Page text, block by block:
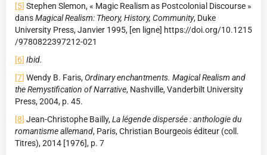
[5] Stephen Slemon, « Magic Realism as Postcolonial Discourse »
dansMagical Realism: Theory, History, Community, Duke
University Press, Janvier 1995, [en ligne] https://doi.org/10.1215
/9780822397212-021
[6] Ibid.
[7] Wendy B. Faris,Ordinary enchantments. Magical Realism and
the Remystification of Narrative, Nashville, Vanderbilt University
Press, 2004, p. 45.
[8] Jean-Christophe Bailly,La légende dispersée : anthologie du
romantisme allemand, Paris, Christian Bourgeois éditeur (coll.
Titres), 2014 [1976], p. 7